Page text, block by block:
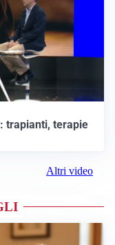
trapianti, terapie
Altri video